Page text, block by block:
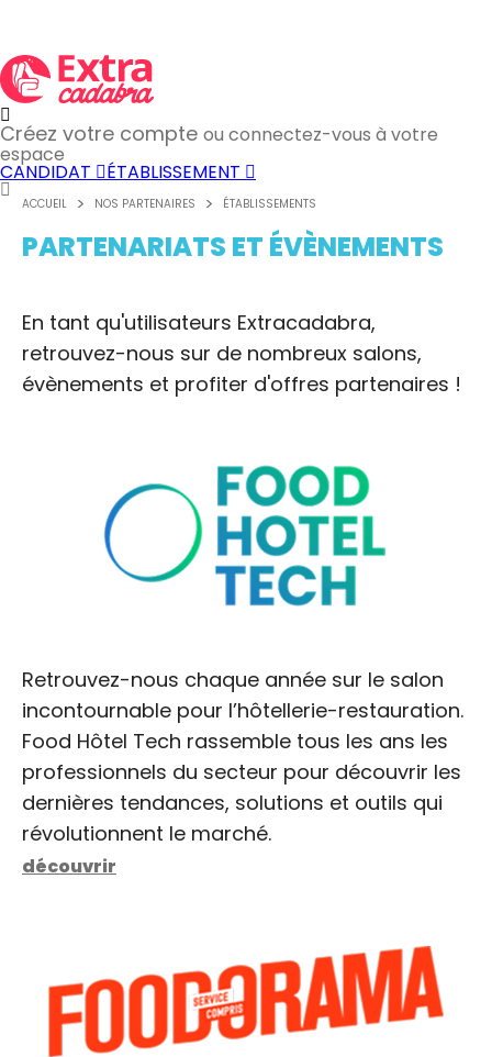
Créez votre compte ou connectez-vous à votre
espace
CANDIDAT ÉTABLISSEMENT
ACCUEIL NOS PARTENAIRES ÉTABLISSEMENTS
PARTENARIATS ET ÉVÈNEMENTS
En tant qu'utilisateurs Extracadabra,
retrouvez-nous sur de nombreux salons,
évènements et profiter d'offres partenaires !
Retrouvez-nous chaque année sur le salon
incontournable pour l’hôtellerie-restauration.
Food Hôtel Tech rassemble tous les ans les
professionnels du secteur pour découvrir les
dernières tendances, solutions et outils qui
révolutionnent le marché.
découvrir